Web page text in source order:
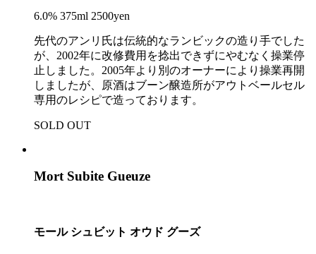
6.0% 375ml 2500yen
先代のアンリ氏は伝統的なランビックの造り手でした
が、2002年に改修費用を捻出できずにやむなく操業停
止しました。2005年より別のオーナーにより操業再開
しましたが、原酒はブーン醸造所がアウトベールセル
専用のレシピで造っております。
SOLD OUT
Mort Subite Gueuze
モール シュビット オウド グーズ